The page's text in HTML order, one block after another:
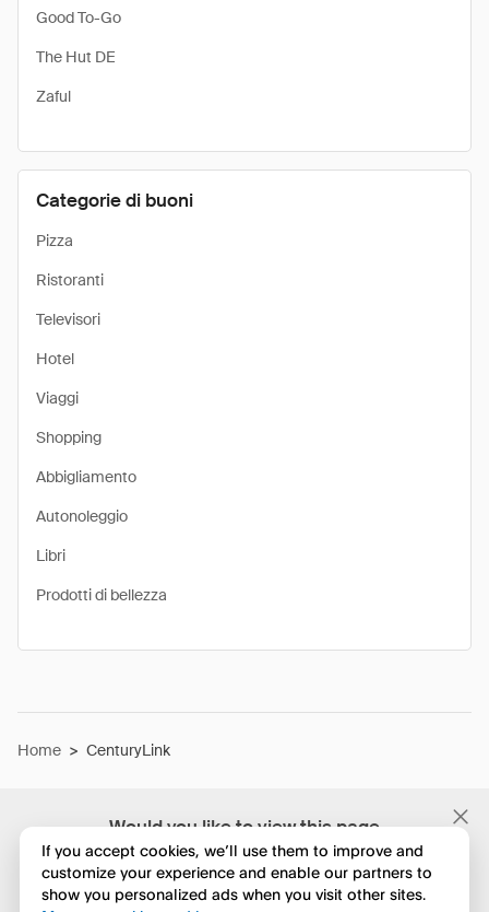
Would you like to view this page
in English?
No, continua a esplorare
Good To-Go
The Hut DE
Zaful
Categorie di buoni
Pizza
Ristoranti
Televisori
Hotel
Viaggi
Shopping
Abbigliamento
Autonoleggio
Libri
Prodotti di bellezza
Home > CenturyLink
If you accept cookies, we’ll use them to improve and
customize your experience and enable our partners to
show you personalized ads when you visit other sites.